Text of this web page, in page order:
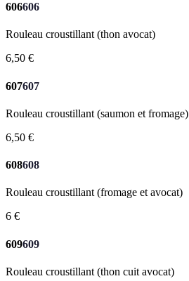
606606
Rouleau croustillant (thon avocat)
6,50 €
607607
Rouleau croustillant (saumon et fromage)
6,50 €
608608
Rouleau croustillant (fromage et avocat)
6 €
609609
Rouleau croustillant (thon cuit avocat)